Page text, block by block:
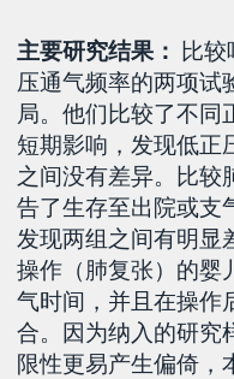
主要研究结果： 比较
压通气频率的两项试
局。他们比较了不同
短期影响，发现低正
之间没有差异。比较
告了生存至出院或支
发现两组之间有明显
操作（肺复张）的婴
气时间，并且在操作
合。因为纳入的研究
限性更易产生偏倚，